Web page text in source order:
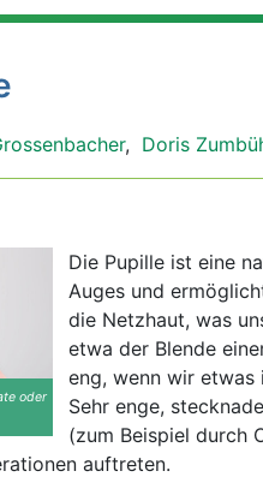
, Doris
oder
Die Pupille ist eine
Auges und
die Netzhaut, was
etwa der Blende
eng, wenn wir etwas
Sehr enge,
(zum Beispiel durch
auftreten.